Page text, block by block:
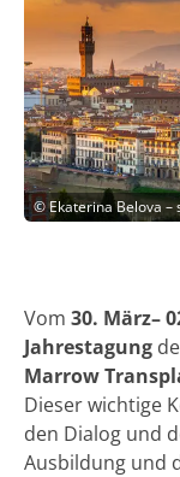
©Ekaterina Belova –
Vom 30. März–
Jahrestagung
Marrow
Dieser wichtige
den Dialog und
Ausbildung und